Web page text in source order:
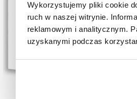
Wykorzystujemy pliki cookie
ruch w naszej witrynie.
reklamowym i analitycznym.
uzyskanymi podczas